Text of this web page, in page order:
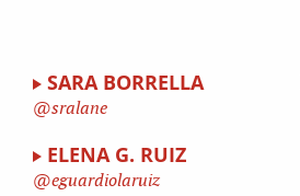
SARA BORRELLA
sralane
ELENA G. RUIZ
eguardiolaruiz